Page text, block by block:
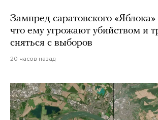
Зампред саратовского «Яблока»
что ему угрожают убийством и
сняться с выборов
20 часов назад